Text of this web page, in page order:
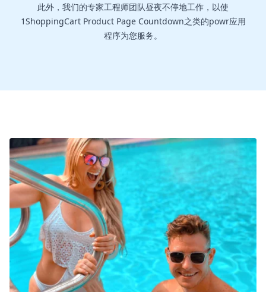
此外，我们的专家工程师团队昼夜不停地工作，以使
1ShoppingCart Product Page Countdown之类的powr应用
程序为您服务。